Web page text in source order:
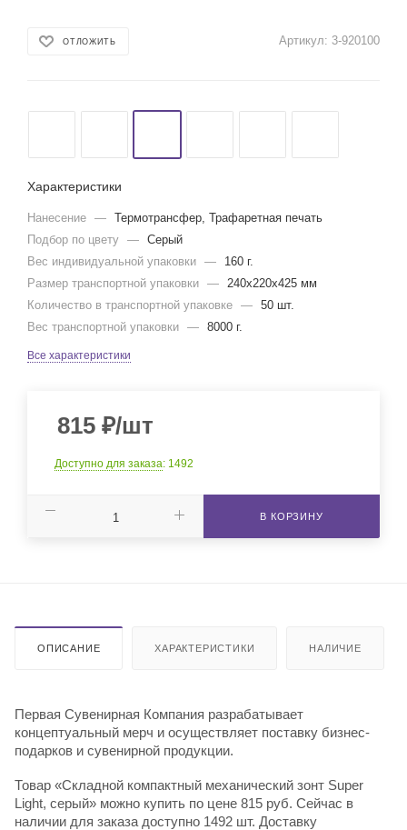
ОТЛОЖИТЬ Артикул: 3-920100
Характеристики
Нанесение — Термотрансфер, Трафаретная печать
Подбор по цвету — Серый
Вес индивидуальной упаковки —
160 г.
Размер транспортной упаковки — 240x220x425 мм
Количество в транспортной упаковке — 50 шт.
Вес транспортной упаковки — 8000 г.
Все характеристики
815 ₽/шт
Доступно для заказа: 1492
В КОРЗИНУ
ОПИСАНИЕ ХАРАКТЕРИСТИКИ НАЛИЧИЕ
Первая Сувенирная Компания разрабатывает
концептуальный мерч и осуществляет поставку бизнес-
подарков и сувенирной продукции.
Товар «Складной компактный механический зонт Super
Light, серый» можно купить по цене 815 руб. Сейчас в
наличии для заказа доступно 1492 шт. Доставку